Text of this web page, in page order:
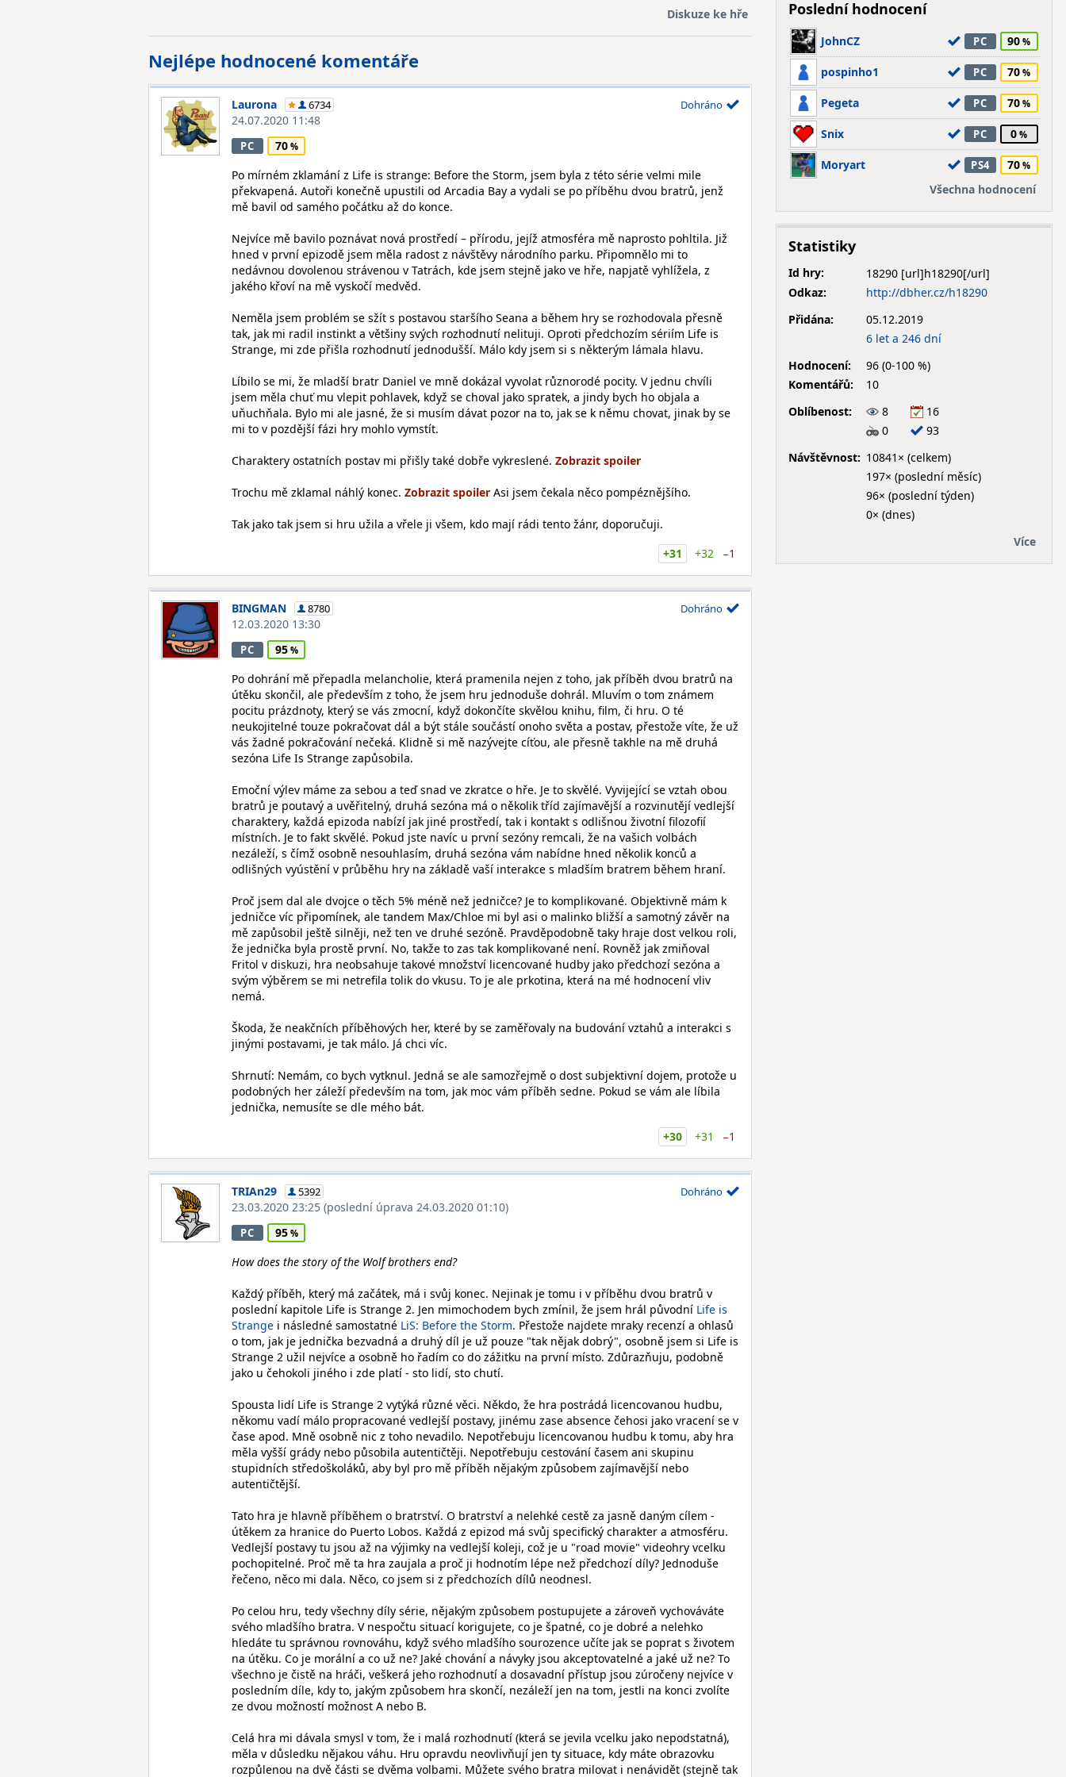
Diskuze ke hře
Nejlépe hodnocené komentáře
Laurona 6734
24.07.2020 11:48
Dohráno
PC
70
Po mírném zklamání z Life is strange: Before the Storm, jsem byla z této série velmi mile
překvapená. Autoři konečně upustili od Arcadia Bay a vydali se po příběhu dvou bratrů, jenž
mě bavil od samého počátku až do konce.
Nejvíce mě bavilo poznávat nová prostředí – přírodu, jejíž atmosféra mě naprosto pohltila. Již
hned v první epizodě jsem měla radost z návštěvy národního parku. Připomnělo mi to
nedávnou dovolenou strávenou v Tatrách, kde jsem stejně jako ve hře, napjatě vyhlížela, z
jakého křoví na mě vyskočí medvěd.
Neměla jsem problém se sžít s postavou staršího Seana a během hry se rozhodovala přesně
tak, jak mi radil instinkt a většiny svých rozhodnutí nelituji. Oproti předchozím sériím Life is
Strange, mi zde přišla rozhodnutí jednodušší. Málo kdy jsem si s některým lámala hlavu.
Líbilo se mi, že mladší bratr Daniel ve mně dokázal vyvolat různorodé pocity. V jednu chvíli
jsem měla chuť mu vlepit pohlavek, když se choval jako spratek, a jindy bych ho objala a
uňuchňala. Bylo mi ale jasné, že si musím dávat pozor na to, jak se k němu chovat, jinak by se
mi to v pozdější fázi hry mohlo vymstít.
Charaktery ostatních postav mi přišly také dobře vykreslené.
Trochu mě zklamal náhlý konec. Asi jsem čekala něco pompéznějšího.
Tak jako tak jsem si hru užila a vřele ji všem, kdo mají rádi tento žánr, doporučuji.
+31
+32 −1
BINGMAN 8780
12.03.2020 13:30
Dohráno
PC
95
Po dohrání mě přepadla melancholie, která pramenila nejen z toho, jak příběh dvou bratrů na
útěku skončil, ale především z toho, že jsem hru jednoduše dohrál. Mluvím o tom známem
pocitu prázdnoty, který se vás zmocní, když dokončíte skvělou knihu, film, či hru. O té
neukojitelné touze pokračovat dál a být stále součástí onoho světa a postav, přestože víte, že už
vás žadné pokračování nečeká. Klidně si mě nazývejte cíťou, ale přesně takhle na mě druhá
sezóna Life Is Strange zapůsobila.
Emoční výlev máme za sebou a teď snad ve zkratce o hře. Je to skvělé. Vyvijející se vztah obou
bratrů je poutavý a uvěřitelný, druhá sezóna má o několik tříd zajímavější a rozvinutějí vedlejší
charaktery, každá epizoda nabízí jak jiné prostředí, tak i kontakt s odlišnou životní filozofií
místních. Je to fakt skvělé. Pokud jste navíc u první sezóny remcali, že na vašich volbách
nezáleží, s čímž osobně nesouhlasím, druhá sezóna vám nabídne hned několik konců a
odlišných vyústění v průběhu hry na základě vaší interakce s mladším bratrem během hraní.
Proč jsem dal ale dvojce o těch 5% méně než jedničce? Je to komplikované. Objektivně mám k
jedničce víc připomínek, ale tandem Max/Chloe mi byl asi o malinko bližší a samotný závěr na
mě zapůsobil ještě silněji, než ten ve druhé sezóně. Pravděpodobně taky hraje dost velkou roli,
že jednička byla prostě první. No, takže to zas tak komplikované není. Rovněž jak zmiňoval
Fritol v diskuzi, hra neobsahuje takové množství licencované hudby jako předchozí sezóna a
svým výběrem se mi netrefila tolik do vkusu. To je ale prkotina, která na mé hodnocení vliv
nemá.
Škoda, že neakčních příběhových her, které by se zaměřovaly na budování vztahů a interakci s
jinými postavami, je tak málo. Já chci víc.
Shrnutí: Nemám, co bych vytknul. Jedná se ale samozřejmě o dost subjektivní dojem, protože u
podobných her záleží především na tom, jak moc vám příběh sedne. Pokud se vám ale líbila
jednička, nemusíte se dle mého bát.
+30
+31 −1
TRIAn29 5392
23.03.2020 23:25 (poslední úprava 24.03.2020 01:10)
Dohráno
PC
95
How does the story of the Wolf brothers end?
Každý příběh, který má začátek, má i svůj konec. Nejinak je tomu i v příběhu dvou bratrů v
poslední kapitole Life is Strange 2. Jen mimochodem bych zmínil, že jsem hrál původní Life is
Strange i následné samostatné LiS: Before the Storm. Přestože najdete mraky recenzí a ohlasů
o tom, jak je jednička bezvadná a druhý díl je už pouze "tak nějak dobrý", osobně jsem si Life is
Strange 2 užil nejvíce a osobně ho řadím co do zážitku na první místo. Zdůrazňuju, podobně
jako u čehokoli jiného i zde platí - sto lidí, sto chutí.
Spousta lidí Life is Strange 2 vytýká různé věci. Někdo, že hra postrádá licencovanou hudbu,
někomu vadí málo propracované vedlejší postavy, jinému zase absence čehosi jako vracení se v
čase apod. Mně osobně nic z toho nevadilo. Nepotřebuju licencovanou hudbu k tomu, aby hra
měla vyšší grády nebo působila autentičtěji. Nepotřebuju cestování časem ani skupinu
stupidních středoškoláků, aby byl pro mě příběh nějakým způsobem zajímavější nebo
autentičtější.
Tato hra je hlavně příběhem o bratrství. O bratrství a nelehké cestě za jasně daným cílem -
útěkem za hranice do Puerto Lobos. Každá z epizod má svůj specifický charakter a atmosféru.
Vedlejší postavy tu jsou až na výjimky na vedlejší koleji, což je u "road movie" videohry vcelku
pochopitelné. Proč mě ta hra zaujala a proč ji hodnotím lépe než předchozí díly? Jednoduše
řečeno, něco mi dala. Něco, co jsem si z předchozích dílů neodnesl.
Po celou hru, tedy všechny díly série, nějakým způsobem postupujete a zároveň vychováváte
svého mladšího bratra. V nespočtu situací korigujete, co je špatné, co je dobré a nelehko
hledáte tu správnou rovnováhu, když svého mladšího sourozence učíte jak se poprat s životem
na útěku. Co je morální a co už ne? Jaké chování a návyky jsou akceptovatelné a jaké už ne? To
všechno je čistě na hráči, veškerá jeho rozhodnutí a dosavadní přístup jsou zúročeny nejvíce v
posledním díle, kdy to, jakým způsobem hra skončí, nezáleží jen na tom, jestli na konci zvolíte
ze dvou možností možnost A nebo B.
Celá hra mi dávala smysl v tom, že i malá rozhodnutí (která se jevila vcelku jako nepodstatná),
měla v důsledku nějakou váhu. Hru opravdu neovlivňují jen ty situace, kdy máte obrazovku
rozpůlenou na dvě části se dvěma volbami. Můžete svého bratra milovat i nenávidět (stejně tak
Poslední hodnocení
JohnCZ PC 90
pospinho1 PC 70
Pegeta PC 70
Snix PC 0
Moryart PS4
70
Všechna hodnocení
Statistiky
Id hry:
18290
Odkaz:
http://dbher.cz/h18290
Přidána:
05.12.2019
6 let a 246 dní
Hodnocení:
96 (0-100 %)
Komentářů:
10
Oblíbenost:
8
16
0
93
Návštěvnost: 10841× (celkem)
197× (poslední měsíc)
96× (poslední týden)
0× (dnes)
Více